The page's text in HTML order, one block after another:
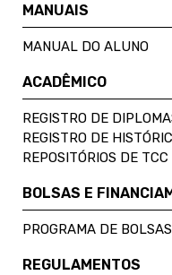
MANUAIS
MANUAL DO ALUNO
ACADÊMICO
REGISTRO DE
REGISTRO DE
REPOSITÓRIOS DE TCC
BOLSAS E
PROGRAMA DE BOLSAS
REGULAMENTOS